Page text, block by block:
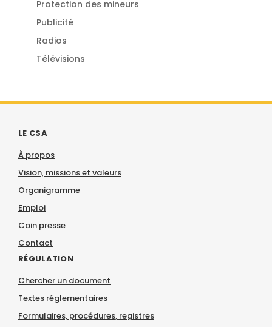
Protection des mineurs
Publicité
Radios
Télévisions
LE CSA
À propos
Vision, missions et valeurs
Organigramme
Emploi
Coin presse
Contact
RÉGULATION
Chercher un document
Textes réglementaires
Formulaires, procédures, registres